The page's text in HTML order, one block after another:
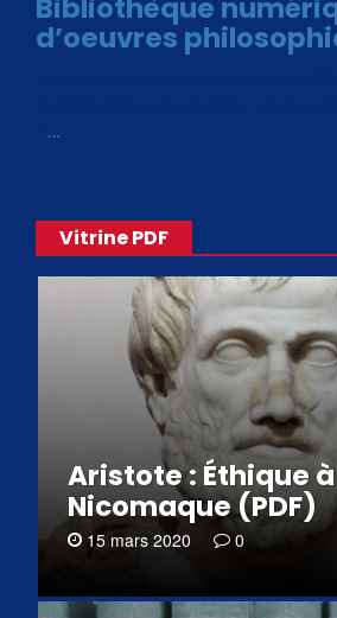
Bibliothèque
d’oeuvres
…
Vitrine PDF
Aristote : Éthique à
Nicomaque (PDF)
15 mars 2020 0